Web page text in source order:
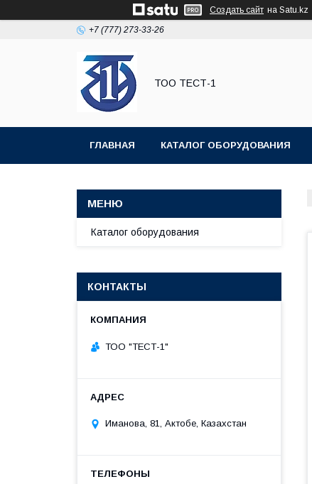
Создать сайт на Satu.kz
+7 (777) 273-33-26
ТОО ТЕСТ-1
ГЛАВНАЯ КАТАЛОГ ОБОРУДОВАНИЯ
Каталог оборудования
КОНТАКТЫ
ТОО "ТЕСТ-1"
Иманова, 81, Актобе, Казахстан